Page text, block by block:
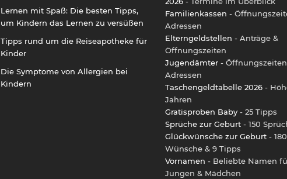
Lernen mit Spaß: Die besten Tipps,
um Kindern das Lernen zu versüßen
Tipps rund um die Reiseapotheke für
Kinder
Die Symptome von Allergien bei
Kindern
Familienkassen -
Adressen
Elterngeldstellen - Anträge &
Öffnungszeiten
Jugendämter -
Adressen
Taschengeldtabelle 2026 -
Jahren
Gratisproben Baby - 25 Tipps
Sprüche zur Geburt - 150
Glückwünsche zur Geburt - 180
Wünsche & 9 Tipps
Vornamen - Beliebte Namen
Jungen & Mädchen